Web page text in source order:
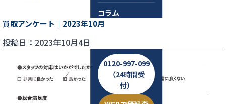
コラム
0120-997-099
（24時間受
付）
買取アンケート｜2023年10月
投稿日：2023年10月4日